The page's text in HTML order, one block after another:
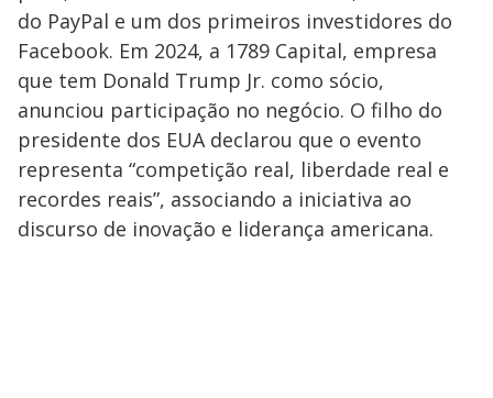
do PayPal e um dos primeiros investidores do
Facebook. Em 2024, a 1789 Capital, empresa
que tem Donald Trump Jr. como sócio,
anunciou participação no negócio. O filho do
presidente dos EUA declarou que o evento
representa “competição real, liberdade real e
recordes reais”, associando a iniciativa ao
discurso de inovação e liderança americana.